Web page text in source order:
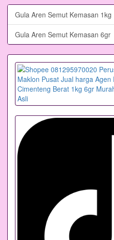
Gula Aren Semut Kemasan 1kg
Gula Aren Semut Kemasan 6gr